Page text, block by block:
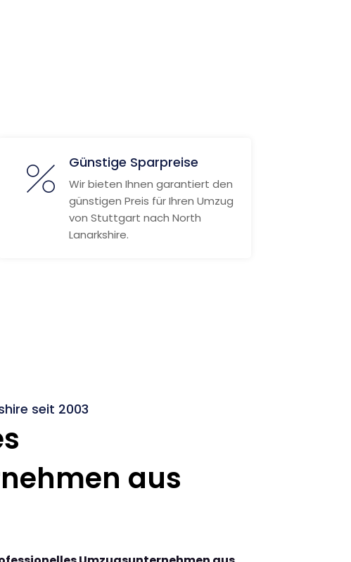
Günstige Sparpreise
Wir bieten Ihnen garantiert den
günstigen Preis für Ihren Umzug
von Stuttgart nach North
Lanarkshire.
seit 2003
aus